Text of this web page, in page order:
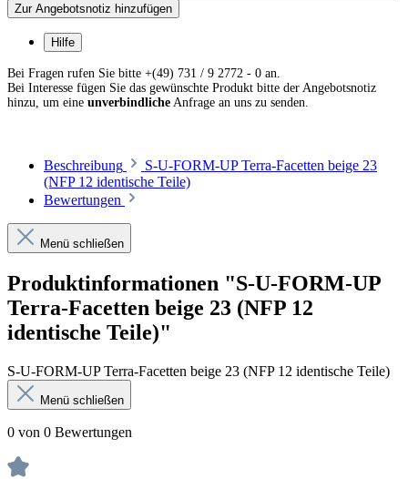
Zur Angebotsnotiz hinzufügen
Hilfe
Bei Fragen rufen Sie bitte +(49) 731 / 9 2772 - 0 an.
Bei Interesse fügen Sie das gewünschte Produkt bitte der Angebotsnotiz
hinzu, um eine unverbindliche Anfrage an uns zu senden.
Beschreibung
S-U-FORM-UP Terra-Facetten beige 23
(NFP 12 identische Teile)
Bewertungen
Menü schließen
Produktinformationen "S-U-FORM-UP
Terra-Facetten beige 23 (NFP 12
identische Teile)"
S-U-FORM-UP Terra-Facetten beige 23 (NFP 12 identische Teile)
Menü schließen
0 von 0 Bewertungen